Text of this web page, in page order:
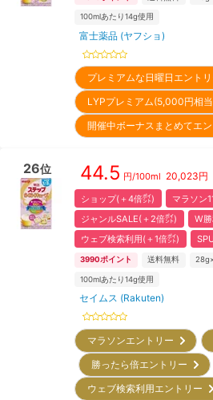
100mlあたり14g使用
富士薬品 (ヤフショ)
プレミアムな日曜日エント
LYPプレミアム(5,000円相
開催中ボーナスまとめてエ
26位 44.5 円/100ml 20,023円
ショップ(＋4倍㌽)
マラソン
ジャンルSALE(＋2倍㌽)
W
ウェブ検索利用(＋1倍㌽)
3990ポイント 送料無料
100mlあたり14g使用
セイムス (Rakuten)
マラソンエントリー
勝ったら倍エントリー
ウェブ検索利用エントリー